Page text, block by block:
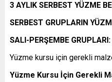
3 AYLIK SERBEST YÜZME
SERBEST GRUPLARIN
SALI-PERŞEMBE
Yüzme kursu için gerekli
Yüzme Kursu İçin Gerekli